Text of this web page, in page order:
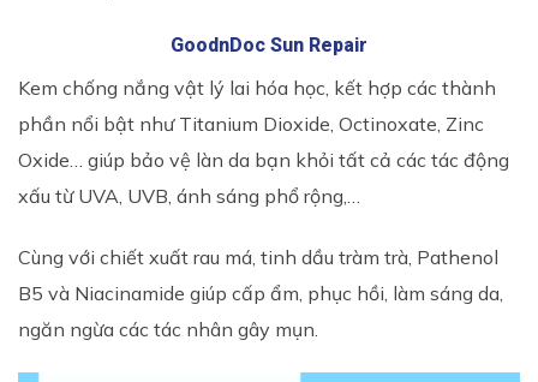
GoodnDoc Sun Repair
Kem chống nắng vật lý lai hóa học, kết hợp các thành
phần nổi bật như Titanium Dioxide, Octinoxate, Zinc
Oxide… giúp bảo vệ làn da bạn khỏi tất cả các tác động
xấu từ UVA, UVB, ánh sáng phổ rộng,…
Cùng với chiết xuất rau má, tinh dầu tràm trà, Pathenol
B5 và Niacinamide giúp cấp ẩm, phục hồi, làm sáng da,
ngăn ngừa các tác nhân gây mụn.